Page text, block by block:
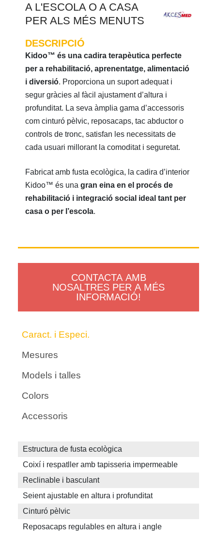
A L'ESCOLA O A CASA
PER ALS MÉS MENUTS
DESCRIPCIÓ
Kidoo™ és una cadira terapèutica perfecte
per a rehabilitació, aprenentatge, alimentació
i diversió. Proporciona un suport adequat i
segur gràcies al fàcil ajustament d’altura i
profunditat. La seva àmplia gama d’accessoris
com cinturó pèlvic, reposacaps, tac abductor o
controls de tronc, satisfan les necessitats de
cada usuari millorant la comoditat i seguretat.
Fabricat amb fusta ecològica, la cadira d’interior
Kidoo™ és una gran eina en el procés de
rehabilitació i integració social ideal tant per
casa o per l’escola.
CONTACTA AMB
NOSALTRES PER A MÉS
INFORMACIÓ!
Caract. i Especi.
Mesures
Models i talles
Colors
Accessoris
Estructura de fusta ecològica
Coixí i respatller amb tapisseria impermeable
Reclinable i basculant
Seient ajustable en altura i profunditat
Cinturó pèlvic
Reposacaps regulables en altura i angle